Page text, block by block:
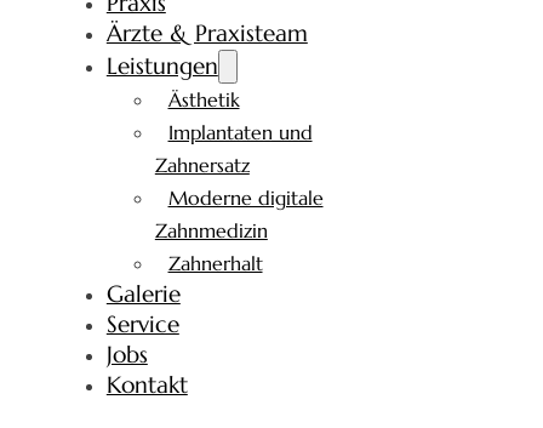
Ärzte & Praxisteam
Leistungen
Ästhetik
Implantaten und
Zahnersatz
Moderne digitale
Zahnmedizin
Zahnerhalt
Galerie
Service
Jobs
Kontakt